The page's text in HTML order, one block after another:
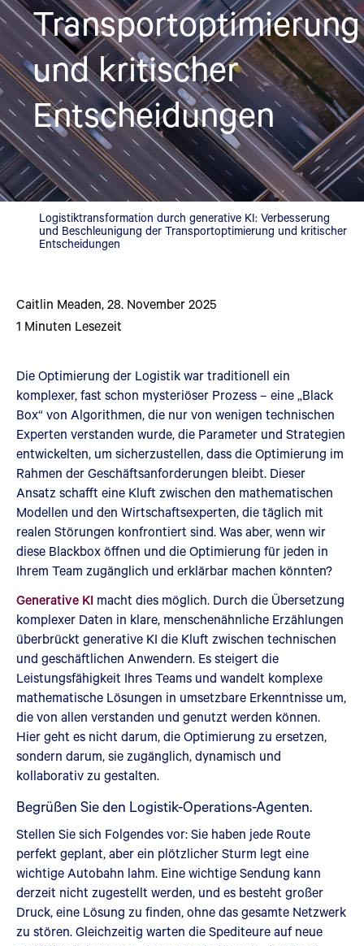
Transportoptimierung
und kritischer
Entscheidungen
Logistiktransformation durch generative KI: Verbesserung
und Beschleunigung der Transportoptimierung und kritischer
Entscheidungen
Caitlin Meaden,28. November 2025
1 Minuten Lesezeit
Die Optimierung der Logistik war traditionell ein
komplexer, fast schon mysteriöser Prozess – eine „Black
Box“ von Algorithmen, die nur von wenigen technischen
Experten verstanden wurde, die Parameter und Strategien
entwickelten, um sicherzustellen, dass die Optimierung im
Rahmen der Geschäftsanforderungen bleibt. Dieser
Ansatz schafft eine Kluft zwischen den mathematischen
Modellen und den Wirtschaftsexperten, die täglich mit
realen Störungen konfrontiert sind. Was aber, wenn wir
diese Blackbox öffnen und die Optimierung für jeden in
Ihrem Team zugänglich und erklärbar machen könnten?
Generative KI macht dies möglich. Durch die Übersetzung
komplexer Daten in klare, menschenähnliche Erzählungen
überbrückt generative KI die Kluft zwischen technischen
und geschäftlichen Anwendern. Es steigert die
Leistungsfähigkeit Ihres Teams und wandelt komplexe
mathematische Lösungen in umsetzbare Erkenntnisse um,
die von allen verstanden und genutzt werden können.
Hier geht es nicht darum, die Optimierung zu ersetzen,
sondern darum, sie zugänglich, dynamisch und
kollaborativ zu gestalten.
Begrüßen Sie den Logistik-Operations-Agenten.
Stellen Sie sich Folgendes vor: Sie haben jede Route
perfekt geplant, aber ein plötzlicher Sturm legt eine
wichtige Autobahn lahm. Eine wichtige Sendung kann
derzeit nicht zugestellt werden, und es besteht großer
Druck, eine Lösung zu finden, ohne das gesamte Netzwerk
zu stören. Gleichzeitig warten die Spediteure auf neue